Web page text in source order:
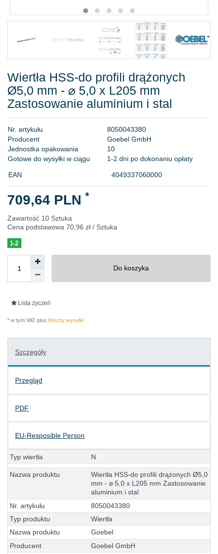
Wiertła HSS-do profili drążonych
Ø5,0 mm - ⌀ 5,0 x L205 mm
Zastosowanie aluminium i stal
Nr. artykułu 8050043380
Producent Goebel GmbH
Jednostka opakowania 10
Gotowe do wysyłki w ciągu
1-2 dni po dokonaniu opłaty
EAN 4049337060000
709,64 PLN *
Zawartość 10 Sztuka
Cena podstawowa 70,96 zł / Sztuka
1-2
Do koszyka
Lista życzeń
* w tym VAT plus Koszty wysyłki
Szczegóły
Przegląd
PDF
EU-Resposible Person
Typ wiertła N
Nazwa produktu Wiertła HSS-do profili drążonych Ø5,0
mm - ⌀ 5,0 x L205 mm Zastosowanie
aluminium i stal
Nr. artykułu 8050043380
Typ produktu Wiertła
Nazwa produktu Goebel
Producent Goebel GmbH